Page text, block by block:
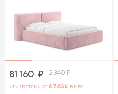
81 160 ₽ 112 340₽
или частями от 6 763₽ в мес.